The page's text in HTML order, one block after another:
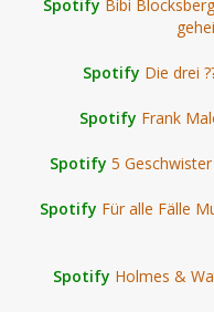
Spotify Bibi
Spotify Die drei
Spotify Frank
Spotify 5
Spotify Für alle Fälle
Spotify Holmes &